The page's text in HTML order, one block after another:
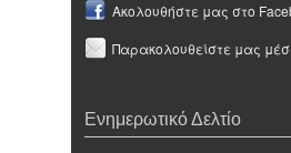
Ακολουθήστε μας στο
Παρακολουθείστε μας
Ενημερωτικό Δελτίο